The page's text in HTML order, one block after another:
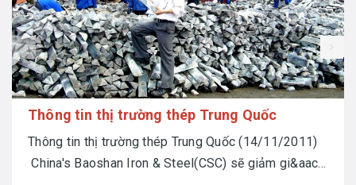
Thông tin thị trường thép Trung Quốc
Thông tin thị trường thép Trung Quốc (14/11/2011)
China's Baoshan Iron & Steel(CSC) sẽ giảm gi&aac...
prev